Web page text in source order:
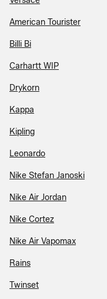
American Tourister
Billi Bi
Carhartt WIP
Drykorn
Kappa
Kipling
Leonardo
Nike Stefan Janoski
Nike Air Jordan
Nike Cortez
Nike Air Vapomax
Rains
Twinset